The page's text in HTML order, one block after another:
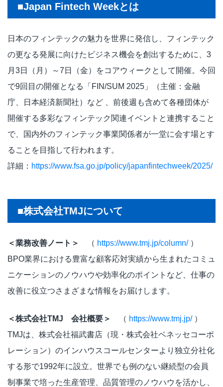
■Japan Fintech Weekとは
日本のフィンテックの魅力を世界に発信し、フィンテック
の更なる発展に向けたビジネス機会を創出するために、3
月3日（月）～7日（金）をコアウィークとして開催。今回
で9回目の開催となる「FIN/SUM 2025」（主催：金融
庁、日本経済新聞社）など 、前後週も含めて各種団体が
開催する多彩なフィンテック関連イベントと連携すること
で、国内外のフィンテック事業関係者が一堂に会す場とす
ることを目指して行われます。
詳細： https://www.fsa.go.jp/policy/japanfintechweek/2025/
■株式会社TMJについて
＜業務改善ノート＞ （ https://www.tmj.jp/column/）
BPO業界における豊富な顧客応対実績から生まれたコミュ
ニケーションのノウハウや効率化のポイントなど、仕事の
改善に役立つさまざまな情報をお届けします。
＜株式会社TMJ 会社概要＞ （ https://www.tmj.jp/）
TMJは、株式会社福武書店（現・株式会社ベネッセコーポ
レーション）のインハウスコールセンターより独立分社化
する形で1992年に設立。世界でも例のない継続型の会員
制事業で培った生産管理、品質管理のノウハウを活かし、